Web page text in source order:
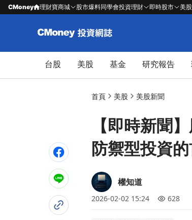
CMoney 理財寶商城 股市爆料同學會投資理財 即時股市 美
台股 美股 基金 研究報告
首頁 美股 美股新聞
【即時新聞
防禦型投資
權知道
2026-02-02 15:24 628